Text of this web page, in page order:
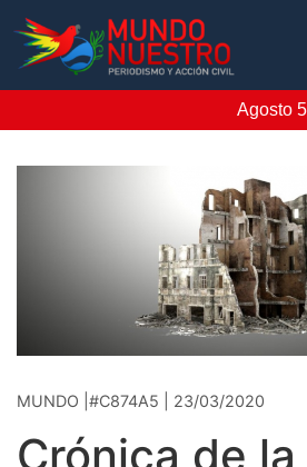
Agosto
MUNDO |#C874A5 | 23/03/2020
Crónica de la